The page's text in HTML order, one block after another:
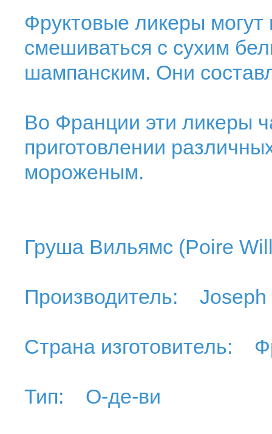
Фруктовые ликеры
смешиваться с сухим
шампанским. Они
Во Франции эти ликеры
приготовлении
мороженым.
Груша Вильямс (Poire
Производитель: Joseph
Страна изготовитель:
Тип: О-де-ви